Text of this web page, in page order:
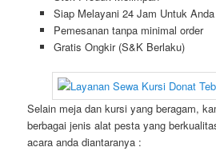
Siap Melayani 24 Jam Untuk Anda
Pemesanan tanpa minimal order
Gratis Ongkir (S&K Berlaku)
Selain meja dan kursi yang beragam,
berbagai jenis alat pesta yang
acara anda diantaranya :